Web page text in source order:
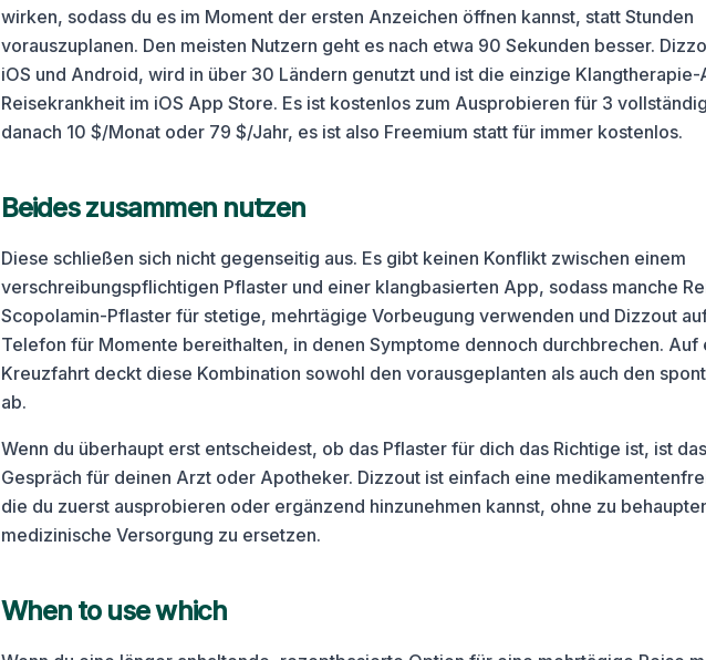
wirken, sodass du es im Moment der ersten Anzeichen öffnen kannst, statt Stunden
vorauszuplanen. Den meisten Nutzern geht es nach etwa 90 Sekunden besser.
iOS und Android, wird in über 30 Ländern genutzt und ist die einzige
Reisekrankheit im iOS App Store. Es ist kostenlos zum Ausprobieren für 3
danach 10 $/Monat oder 79 $/Jahr, es ist also Freemium statt für immer kostenlos.
Beides zusammen nutzen
Diese schließen sich nicht gegenseitig aus. Es gibt keinen Konflikt zwischen einem
verschreibungspflichtigen Pflaster und einer klangbasierten App, sodass manche
Scopolamin-Pflaster für stetige, mehrtägige Vorbeugung verwenden und Dizzout
Telefon für Momente bereithalten, in denen Symptome dennoch durchbrechen. Auf
Kreuzfahrt deckt diese Kombination sowohl den vorausgeplanten als auch den
ab.
Wenn du überhaupt erst entscheidest, ob das Pflaster für dich das Richtige ist, ist
Gespräch für deinen Arzt oder Apotheker. Dizzout ist einfach eine
die du zuerst ausprobieren oder ergänzend hinzunehmen kannst, ohne zu
medizinische Versorgung zu ersetzen.
When to use which